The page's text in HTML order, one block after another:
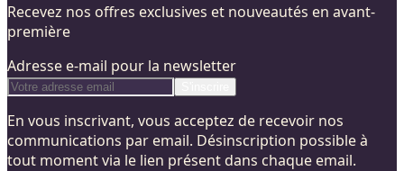
Recevez nos offres exclusives et nouveautés en avant-
première
Adresse e-mail pour la newsletter
En vous inscrivant, vous acceptez de recevoir nos
communications par email. Désinscription possible à
tout moment via le lien présent dans chaque email.